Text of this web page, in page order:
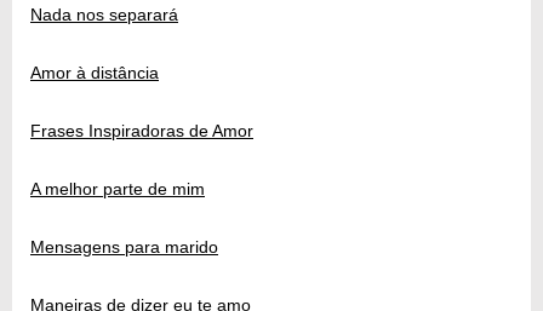
Nada nos separará
Amor à distância
Frases Inspiradoras de Amor
A melhor parte de mim
Mensagens para marido
Maneiras de dizer eu te amo